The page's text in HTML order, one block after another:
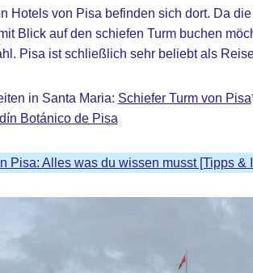
Hotels von Pisa befinden sich dort. Da
Blick auf den schiefen Turm buchen
Pisa ist schließlich sehr beliebt als
in Santa Maria: Schiefer Turm von Pisa
Botánico de Pisa
Pisa: Alles was du wissen musst [Tipps &